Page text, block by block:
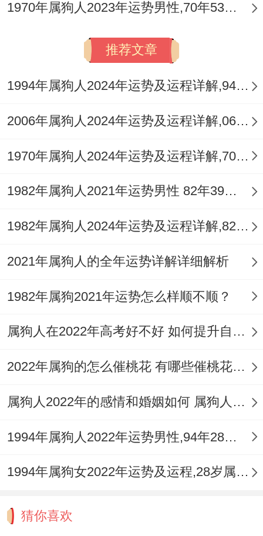
1970年属狗人2023年运势男性,70年53岁属狗男2023年每月运程怎么样
推荐文章
1994年属狗人2024年运势及运程详解,94年出生30岁肖狗人在2024全年每月运势完整版
2006年属狗人2024年运势及运程详解,06年出生18岁肖狗人在2024全年每月运势完整版
1970年属狗人2024年运势及运程详解,70年出生54岁肖狗人在2024全年每月运势完整版
1982年属狗人2021年运势男性 82年39岁属狗男2021年每月运程怎么样
1982年属狗人2024年运势及运程详解,82年出生42岁肖狗人在2024全年每月运势完整版
2021年属狗人的全年运势详解详细解析
1982年属狗2021年运势怎么样顺不顺？
属狗人在2022年高考好不好 如何提升自身的考试运
2022年属狗的怎么催桃花 有哪些催桃花的方法
属狗人2022年的感情和婚姻如何 属狗人2022年如何旺桃花
1994年属狗人2022年运势男性,94年28岁属狗男2022年每月运程怎么样
1994年属狗女2022年运势及运程,28岁属狗人2022全年每月运势女性如何
猜你喜欢